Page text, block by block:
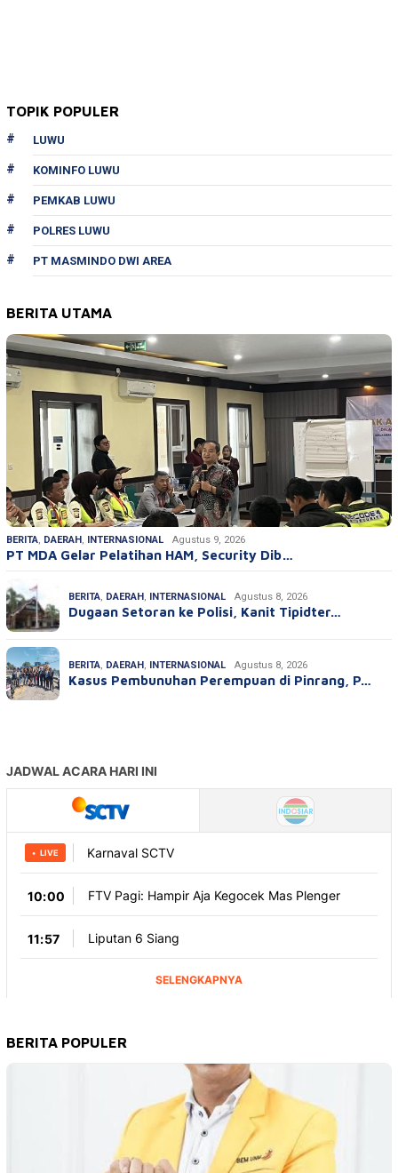
TOPIK POPULER
LUWU
KOMINFO LUWU
PEMKAB LUWU
POLRES LUWU
PT MASMINDO DWI AREA
BERITA UTAMA
BERITA, DAERAH, INTERNASIONAL Agustus 9, 2026
PT MDA Gelar Pelatihan HAM, Security Dib…
BERITA, DAERAH, INTERNASIONAL Agustus 8, 2026
Dugaan Setoran ke Polisi, Kanit Tipidter…
BERITA, DAERAH, INTERNASIONAL Agustus 8, 2026
Kasus Pembunuhan Perempuan di Pinrang, P…
BERITA POPULER